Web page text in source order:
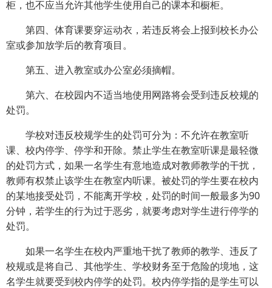
柜，也不应当允许其他学生使用自己的课本和橱柜。
第四、体育课要穿运动衣，若违反将会上报到校长办公
室或参加放学后的教育项目。
第五、进入教室或办公室必须摘帽。
第六、在校园内不适当地使用网路将会受到违反校规的
处罚。
学校对违反校规学生的处罚可分为：不允许在教室听
课、校内停学、停学和开除。禁止学生在教室听课是最轻微
的处罚方式，如果一名学生有意地造成对教师教学的干扰，
教师有权禁止该学生在教室内听课。被处罚的学生要在校内
的某地接受处罚，不能离开学校，处罚的时间一般最多为90
分钟，若学生的行为过于恶劣，就要考虑对学生进行停学的
处罚。
如果一名学生在校内严重地干扰了教师的教学、违反了
校规或是将自己、其他学生、学校财务至于危险的境地，这
名学生就要受到校内停学的处罚。校内停学指的是学生可以